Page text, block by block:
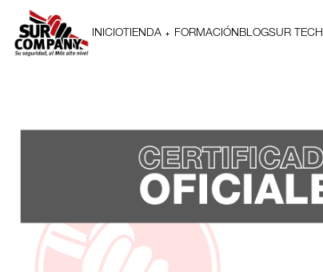
INICIO TIENDA FORMACIÓNBLOGSUR TECH